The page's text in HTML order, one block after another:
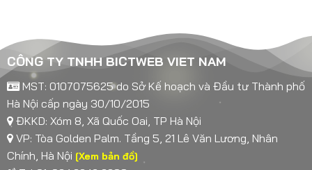
CÔNG TY TNHH BICTWEB VIET NAM
MST: 0107075625 do Sở Kế hoạch và Đầu tư Thành phố
Hà Nội cấp ngày 30/10/2015
ĐKKD: Xóm 8, Xã Quốc Oai, TP Hà Nội
VP: Tòa Golden Palm. Tầng 5, 21 Lê Văn Lương, Nhân
Chính, Hà Nội [Xem bản đồ]